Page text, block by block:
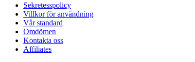
Sekretesspolicy
Villkor för användning
Vår standard
Omdömen
Kontakta oss
Affiliates